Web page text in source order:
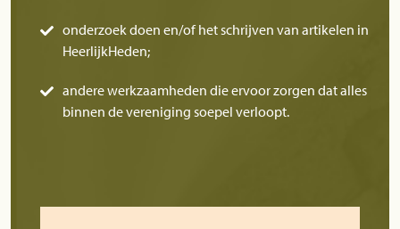
onderzoek doen en/of het schrijven van artikelen in
HeerlijkHeden;
andere werkzaamheden die ervoor zorgen dat alles
binnen de vereniging soepel verloopt.